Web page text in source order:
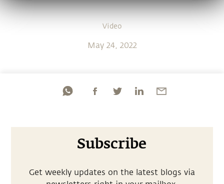
Video
May 24, 2022
Subscribe
Get weekly updates on the latest blogs via